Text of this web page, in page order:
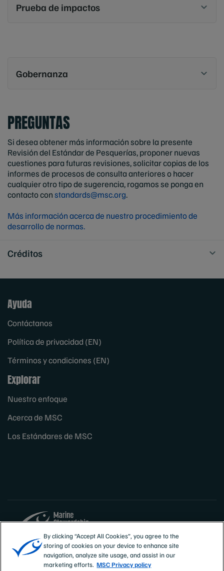
Prueba de impactos
Gobernanza
PREGUNTAS
Si desea obtener más información sobre la presente
Revisión del Estándar de Pesquerías, proponer nuevas
cuestiones para futuras revisiones, solicitar copias de los
informes de procesos de consulta anteriores o hacer
cualquier otro tipo de sugerencia, rogamos se ponga en
contacto constandards@msc.org.
Más información acerca de nuestro procedimiento de
desarrollo de normas.
Créditos
Ayuda
Contáctanos
Política de privacidad (EN)
Términos y condiciones (EN)
Explorar
Nuestro enfoque
Acerca de MSC
Los Estándares de MSC
Sites
España
By clicking “Accept All Cookies”, you agree to the
storing of cookies on your device to enhance site
navigation, analyze site usage, and assist in our
marketing efforts. MSC Privacy policy